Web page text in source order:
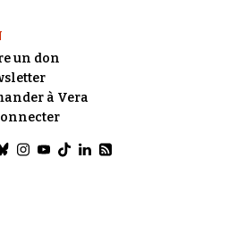
un don
à Vera